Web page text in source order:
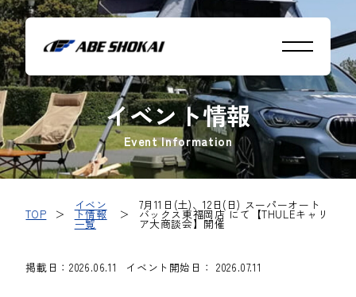
イベント情報
Event Information
TOP ＞
イベン
ト情報
一覧
＞
7月11日(土)、12日(日) スーパーオート
バックス東福岡店 にて【THULEキャリ
ア大商談会】開催
掲載日：2026.06.11 イベント開始日： 2026.07.11